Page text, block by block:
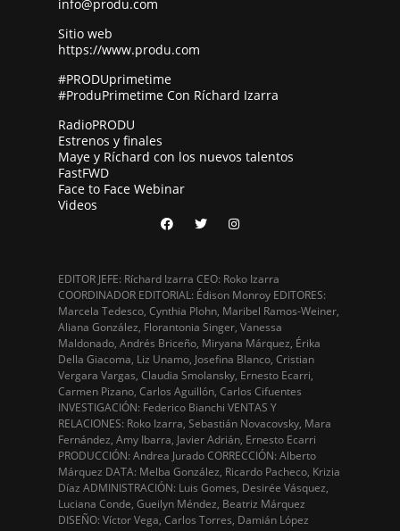
info@produ.com
Sitio web
https://www.produ.com
#PRODUprimetime
#ProduPrimetime Con Ríchard Izarra
RadioPRODU
Estrenos y finales
Maye y Ríchard con los nuevos talentos
FastFWD
Face to Face Webinar
Videos
EDITOR JEFE: Ríchard Izarra CEO: Roko Izarra
COORDINADOR EDITORIAL: Édison Monroy EDITORES:
Marcela Tedesco, Cynthia Plohn, Maribel Ramos-Weiner,
Aliana González, Florantonia Singer, Vanessa
Maldonado, Andrés Briceño, Miryana Márquez, Érika
Della Giacoma, Liz Unamo, Josefina Blanco, Cristian
Vergara Vargas, Claudia Smolansky, Ernesto Ecarri,
Carmen Pizano, Carlos Aguillón, Carlos Cifuentes
INVESTIGACIÓN: Federico Bianchi VENTAS Y
RELACIONES: Roko Izarra, Sebastián Novacovsky, Mara
Fernández, Amy Ibarra, Javier Adrián, Ernesto Ecarri
PRODUCCIÓN: Andrea Jurado CORRECCIÓN: Alberto
Márquez DATA: Melba González, Ricardo Pacheco, Krizia
Díaz ADMINISTRACIÓN: Luis Gomes, Desirée Vásquez,
Luciana Conde, Gueilyn Méndez, Beatriz Márquez
DISEÑO: Víctor Vega, Carlos Torres, Damián López